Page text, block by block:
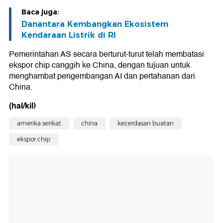
Baca juga:
Danantara Kembangkan Ekosistem
Kendaraan Listrik di RI
Pemerintahan AS secara berturut-turut telah membatasi
ekspor chip canggih ke China, dengan tujuan untuk
menghambat pengembangan AI dan pertahanan dari
China.
(hal/kil)
amerika serikat china kecerdasan buatan
ekspor chip